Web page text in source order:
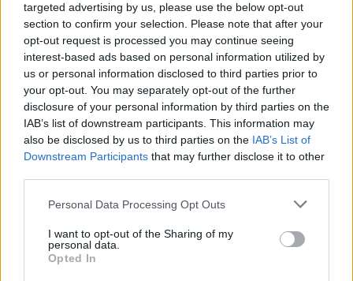
targeted advertising by us, please use the below opt-out
section to confirm your selection. Please note that after your
opt-out request is processed you may continue seeing
interest-based ads based on personal information utilized by
us or personal information disclosed to third parties prior to
your opt-out. You may separately opt-out of the further
disclosure of your personal information by third parties on the
IAB’s list of downstream participants. This information may
also be disclosed by us to third parties on the IAB’s List of
Downstream Participants that may further disclose it to other
Personal Data Processing Opt Outs
I want to opt-out of the Sharing of my
personal data.
Opted In
Ασφαλώς και υπάρχουν δικαιολογίες. Οι
πολλές αλλαγές, το γεγονός ότι πολλοί εκ των
ποδοσφαιριστών που χρησιμοποιήθηκαν δεν
έχουν ρυθμό, το «βαρύ» από τη βροχή γήπεδο,
η ψυχολογική επίπτωση από τον σοβαρό -κατά
τα φαινόμενα- τραυματισμό του Λουίς. Ωστόσο
δεν μπορούν να γίνουν αποδεκτές.
Είναι πασιφανές ότι στο παιχνίδι της Δευτέρας
στις Σέρρες τέτοια εικόνα θα είναι
καταδικαστική και η σημερινή εμφάνιση θα
πρέπει να «ηχήσει» ως «καμπάνα» στα αυτιά
όλων.